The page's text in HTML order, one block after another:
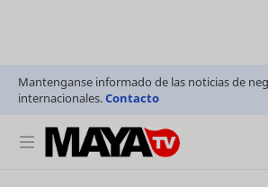
Mantenganse informado de las noticias de
internacionales.Contacto